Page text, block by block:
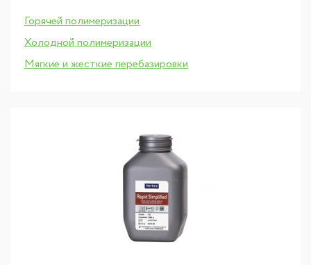
Горячей полимеризации
Холодной полимеризации
Мягкие и жесткие перебазировки